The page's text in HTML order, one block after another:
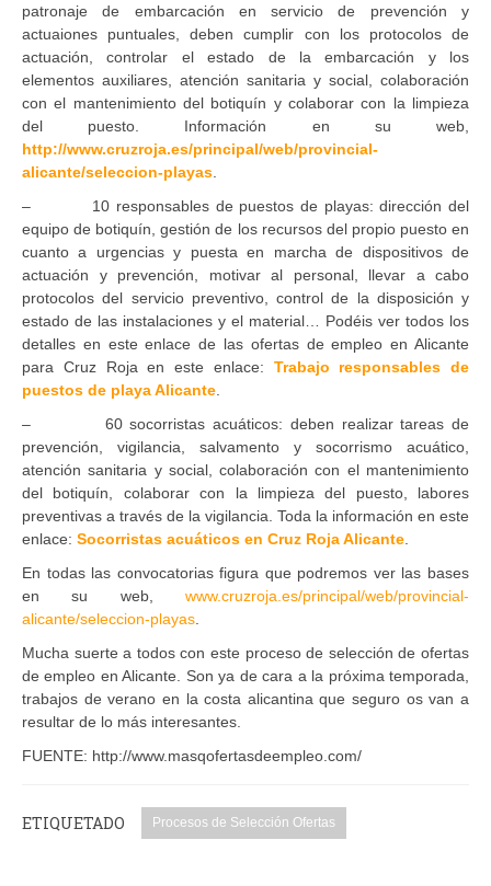
patronaje de embarcación en servicio de prevención y
actuaiones puntuales, deben cumplir con los protocolos de
actuación, controlar el estado de la embarcación y los
elementos auxiliares, atención sanitaria y social, colaboración
con el mantenimiento del botiquín y colaborar con la limpieza
del puesto. Información en su web,
http://www.cruzroja.es/principal/web/provincial-
alicante/seleccion-playas
– 10 responsables de puestos de playas: dirección del
equipo de botiquín, gestión de los recursos del propio puesto en
cuanto a urgencias y puesta en marcha de dispositivos de
actuación y prevención, motivar al personal, llevar a cabo
protocolos del servicio preventivo, control de la disposición y
estado de las instalaciones y el material… Podéis ver todos los
detalles en este enlace de las ofertas de empleo en Alicante
para Cruz Roja en este enlace: Trabajo responsables de
puestos de playa Alicante
– 60 socorristas acuáticos: deben realizar tareas de
prevención, vigilancia, salvamento y socorrismo acuático,
atención sanitaria y social, colaboración con el mantenimiento
del botiquín, colaborar con la limpieza del puesto, labores
preventivas a través de la vigilancia. Toda la información en este
enlace: Socorristas acuáticos en Cruz Roja Alicante
En todas las convocatorias figura que podremos ver las bases
en su web, www.cruzroja.es/principal/web/provincial-
alicante/seleccion-playas
Mucha suerte a todos con este proceso de selección de ofertas
de empleo en Alicante. Son ya de cara a la próxima temporada,
trabajos de verano en la costa alicantina que seguro os van a
resultar de lo más interesantes.
FUENTE: http://www.masqofertasdeempleo.com/
ETIQUETADO Procesos de Selección Ofertas